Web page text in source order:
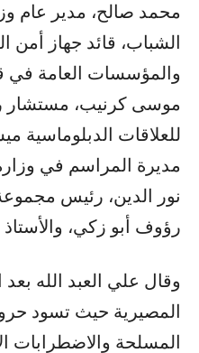
محمد صالح، مدير عام
الشباب، قائد جهاز أمن
والمؤسسات العامة في
موسى كرنيب، مستشار
للعلاقات الدبلوماسية
مديرة المراسم في
نور الدين، رئيس
رؤوف أبو زكي،
وقال علي العبد الله بعد
المصيرية حيث تسود
المسلحة والاضطرابات